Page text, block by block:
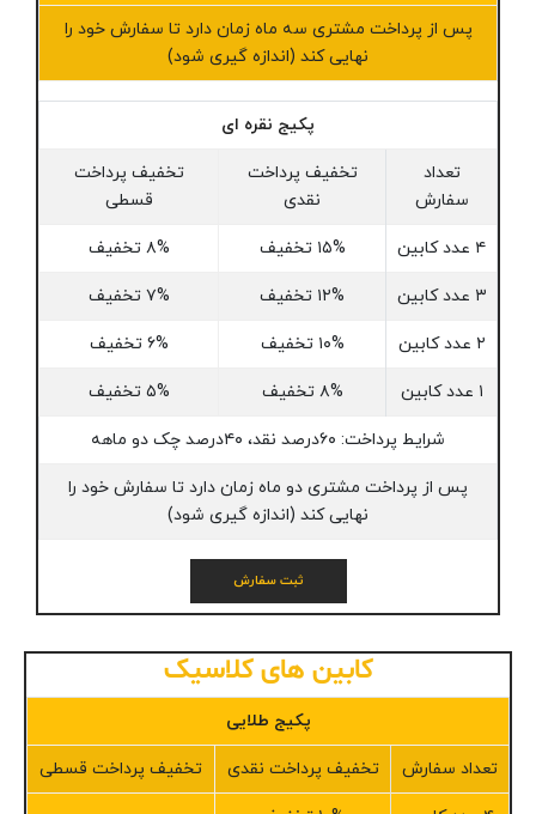
پس از پرداخت مشتری سه ماه زمان دارد تا سفارش خود را
نهایی کند (اندازه گیری شود)
پکیج نقره ای
تعداد
سفارش
تخفیف پرداخت
نقدی
تخفیف پرداخت
قسطی
۴ عدد کابین ۱۵% تخفیف ۸% تخفیف
۳ عدد کابین ۱۲% تخفیف ۷% تخفیف
۲ عدد کابین ۱۰% تخفیف ۶% تخفیف
۱ عدد کابین ۸% تخفیف ۵% تخفیف
شرایط پرداخت: ۶۰درصد نقد، ۴۰درصد چک دو ماهه
پس از پرداخت مشتری دو ماه زمان دارد تا سفارش خود را
نهایی کند (اندازه گیری شود)
ثبت سفارش
کابین های کلاسیک
پکیج طلایی
تعداد سفارش تخفیف پرداخت نقدی تخفیف پرداخت قسطی